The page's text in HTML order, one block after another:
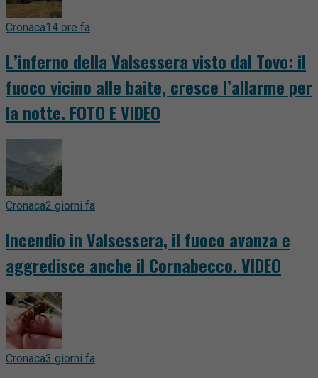
Cronaca14 ore fa
L’inferno della Valsessera visto dal Tovo: il
fuoco vicino alle baite, cresce l’allarme per
la notte. FOTO E VIDEO
Cronaca2 giorni fa
Incendio in Valsessera, il fuoco avanza e
aggredisce anche il Cornabecco. VIDEO
Cronaca3 giorni fa